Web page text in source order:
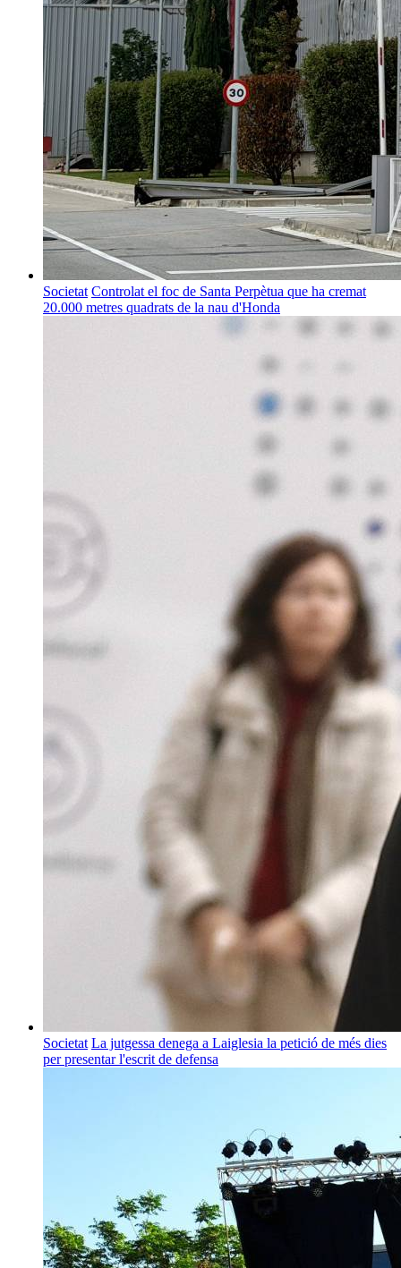
Societat Controlat el foc de Santa Perpètua que ha cremat
20.000 metres quadrats de la nau d'Honda
Societat La jutgessa denega a Laiglesia la petició de més dies
per presentar l'escrit de defensa